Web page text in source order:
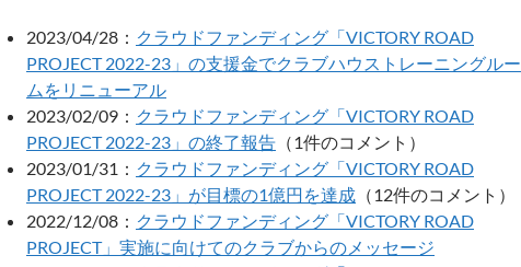
2023/04/28： クラウドファンディング「VICTORY ROAD
PROJECT 2022-23」の支援金でクラブハウストレーニングルー
ムをリニューアル
2023/02/09： クラウドファンディング「VICTORY ROAD
PROJECT 2022-23」の終了報告 （1件のコメント）
2023/01/31： クラウドファンディング「VICTORY ROAD
PROJECT 2022-23」が目標の1億円を達成 （12件のコメント）
2022/12/08： クラウドファンディング「VICTORY ROAD
PROJECT」実施に向けてのクラブからのメッセージ